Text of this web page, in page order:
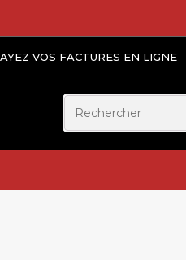
VOS FACTURES EN LIGNE